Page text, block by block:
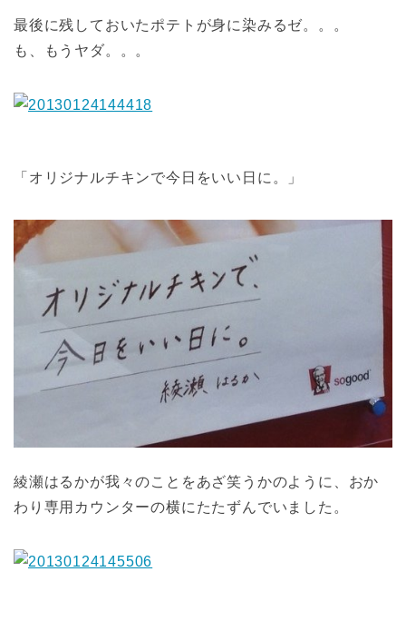
最後に残しておいたポテトが身に染みるゼ。。。
も、もうヤダ。。。
「オリジナルチキンで今日をいい日に。」
綾瀬はるかが我々のことをあざ笑うかのように、おか
わり専用カウンターの横にたたずんでいました。